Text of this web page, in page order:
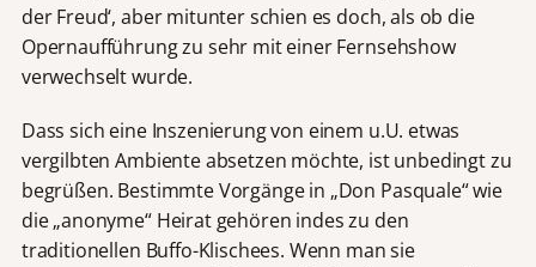
der Freud‘, aber mitunter schien es doch, als ob die
Opernaufführung zu sehr mit einer Fernsehshow
verwechselt wurde.
Dass sich eine Inszenierung von einem u.U. etwas
vergilbten Ambiente absetzen möchte, ist unbedingt zu
begrüßen. Bestimmte Vorgänge in „Don Pasquale“ wie
die „anonyme“ Heirat gehören indes zu den
traditionellen Buffo-Klischees. Wenn man sie